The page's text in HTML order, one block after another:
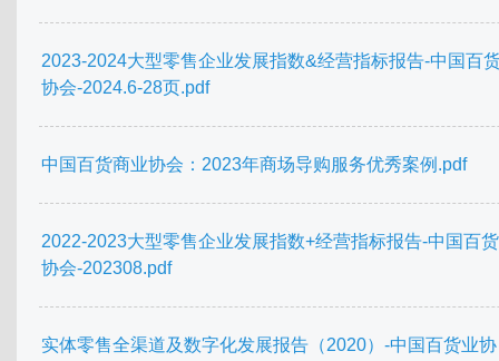
2023-2024大型零售企业发展指数&经营指标报告-中国百
协会-2024.6-28页.pdf
中国百货商业协会：2023年商场导购服务优秀案例.pdf
2022-2023大型零售企业发展指数+经营指标报告-中国百
协会-202308.pdf
实体零售全渠道及数字化发展报告（2020）-中国百货业协